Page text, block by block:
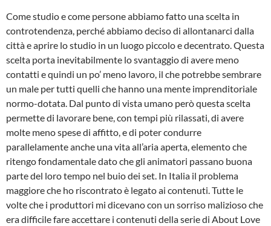
Come studio e come persone abbiamo fatto una scelta in
controtendenza, perché abbiamo deciso di allontanarci dalla
città e aprire lo studio in un luogo piccolo e decentrato. Questa
scelta porta inevitabilmente lo svantaggio di avere meno
contatti e quindi un po’ meno lavoro, il che potrebbe sembrare
un male per tutti quelli che hanno una mente imprenditoriale
normo-dotata. Dal punto di vista umano però questa scelta
permette di lavorare bene, con tempi più rilassati, di avere
molte meno spese di affitto, e di poter condurre
parallelamente anche una vita all’aria aperta, elemento che
ritengo fondamentale dato che gli animatori passano buona
parte del loro tempo nel buio dei set. In Italia il problema
maggiore che ho riscontrato è legato ai contenuti. Tutte le
volte che i produttori mi dicevano con un sorriso malizioso che
era difficile fare accettare i contenuti della serie di About Love